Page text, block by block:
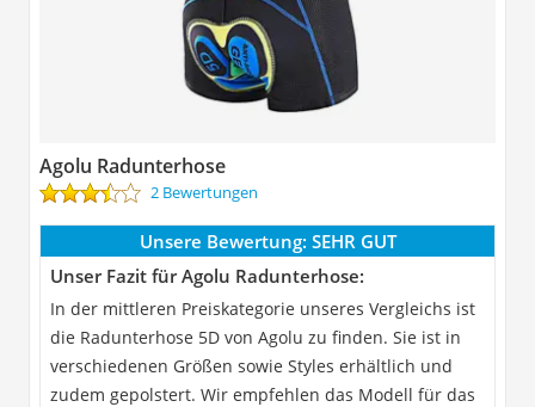
Agolu Radunterhose
2 Bewertungen
Unsere Bewertung: SEHR GUT
Unser Fazit für Agolu Radunterhose:
In der mittleren Preiskategorie unseres Vergleichs ist
die Radunterhose 5D von Agolu zu finden. Sie ist in
verschiedenen Größen sowie Styles erhältlich und
zudem gepolstert. Wir empfehlen das Modell für das